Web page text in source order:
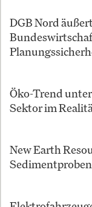
DGB Nord
Öko-Trend
Sektor im
New Earth